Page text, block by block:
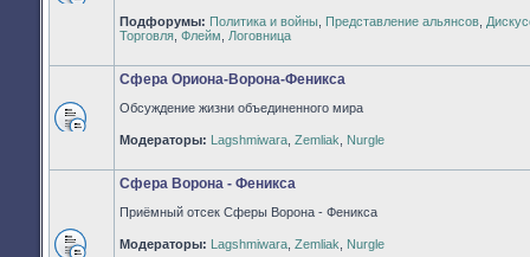
непрочитанных
сообщений
Подфорумы: Политика и войны Представление альянсов
Торговля Флейм Логовница
Нет
непрочитанных
Сфера Ориона-Ворона-Феникса
Обсуждение жизни объединенного мира
Модераторы: Lagshmiwara Zemliak Nurgle
Сфера Ворона - Феникса
Приёмный отсек Сферы Ворона - Феникса
Модераторы: Lagshmiwara Zemliak Nurgle